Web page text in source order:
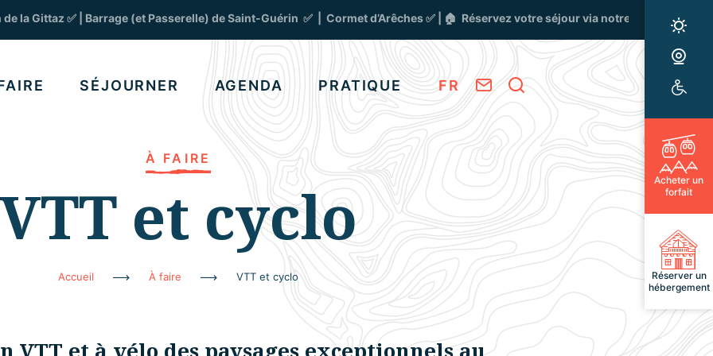
SÉJOURNER AGENDA PRATIQUE FR Nous contacter
Je recherche
À FAIRE
VTT et cyclo
Accueil À faire VTT et cyclo
✅ | Barrage (et Passerelle) de Saint-Guérin ✅| Cormet d’Arêches ✅ | 🏠 Réservez votre séjour via notreCentrale de réservation
Acheter un
forfait
Réserver un
hébergement